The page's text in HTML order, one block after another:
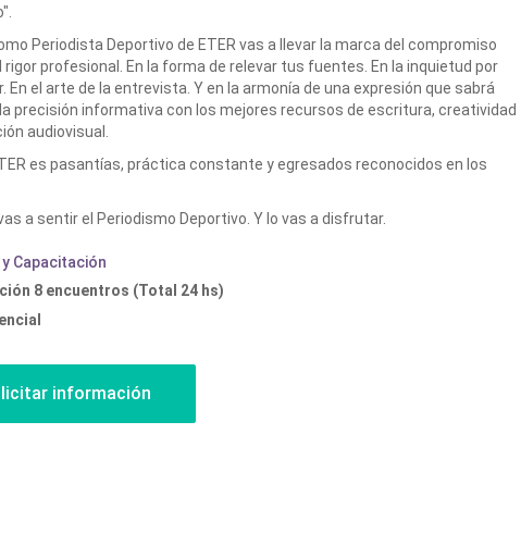
Periodista Deportivo de ETER vas a llevar la marca del compromiso
rigor profesional. En la forma de relevar tus fuentes. En la inquietud por
En el arte de la entrevista. Y en la armonía de una expresión que sabrá
precisión informativa con los mejores recursos de escritura, creatividad
audiovisual.
es pasantías, práctica constante y egresados reconocidos en los
vas a sentir el Periodismo Deportivo. Y lo vas a disfrutar.
Capacitación
8 encuentros (Total 24 hs)